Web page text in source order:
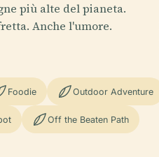
più alte del pianeta.
Anche l'umore.
Foodie Outdoor Adventure
Off the Beaten Path